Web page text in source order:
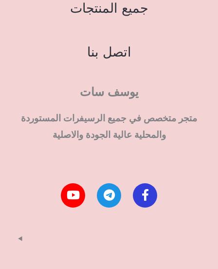
جميع المنتجات
اتصل بنا
يوسف سات
متجر متخصص في جميع الرسيفرات المستوردة
والمحلية عالية الجودة والاصلية